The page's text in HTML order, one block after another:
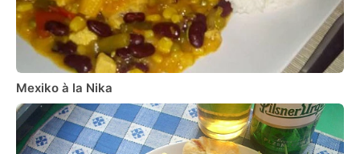
Mexiko à la Nika